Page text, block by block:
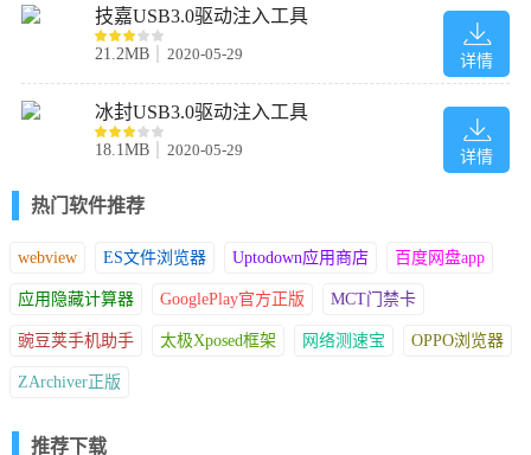
遍，可使用本软件的自动安装驱动功能）
1、建立个文件夹，把需要注入的补丁放入文件夹内；
2、点击注入补丁选择你刚刚的文件夹即可。
3、v6.9改用无忧热心网友ddzyhhh提供的
自动安装驱动
如何启用自动模式：程序名中加上auto字样，即可实现自动模式
集成驱动和用户自定义驱动安装顺序：如用户指定了驱动则安装用
户自定义驱动 否则 安装程序集成的USB3.x驱动。
Win7 or Win2008）
下建立CwwDrv文件夹，然后把所需的驱动放入该文件夹内。
详情
技嘉USB3.0驱动注入工具
21.2MB 2020-05-29
详情
冰封USB3.0驱动注入工具
18.1MB 2020-05-29
热门软件推荐
webview ES文件浏览器 Uptodown应用商店 百度网盘app
应用隐藏计算器 GooglePlay官方正版 MCT门禁卡
豌豆荚手机助手 太极Xposed框架 网络测速宝 OPPO浏览器
ZArchiver正版
推荐下载